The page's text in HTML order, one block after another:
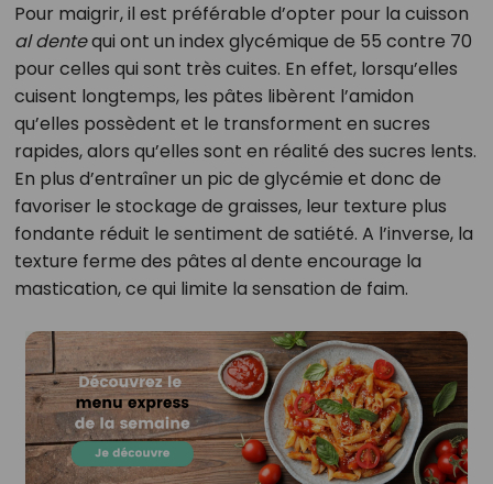
Pour maigrir, il est préférable d’opter pour la cuisson
al dentequi ont un index glycémique de 55 contre 70
pour celles qui sont très cuites. En effet, lorsqu’elles
cuisent longtemps, les pâtes libèrent l’amidon
qu’elles possèdent et le transforment en sucres
rapides, alors qu’elles sont en réalité des sucres lents.
En plus d’entraîner un pic de glycémie et donc de
favoriser le stockage de graisses, leur texture plus
fondante réduit le sentiment de satiété. A l’inverse, la
texture ferme des pâtes al dente encourage la
mastication, ce qui limite la sensation de faim.